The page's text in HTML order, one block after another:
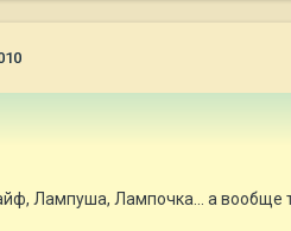
Лампуша, Лампочка... а вообще